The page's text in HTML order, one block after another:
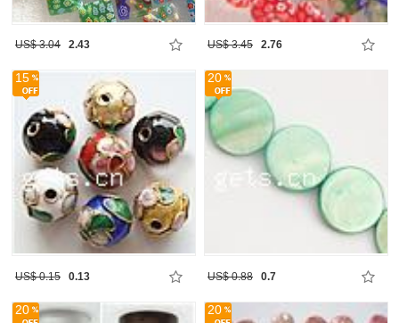
US$ 3.04 2.43 US$ 3.45 2.76
15
US$ 0.15 0.13
20
US$ 0.88 0.7
20 20